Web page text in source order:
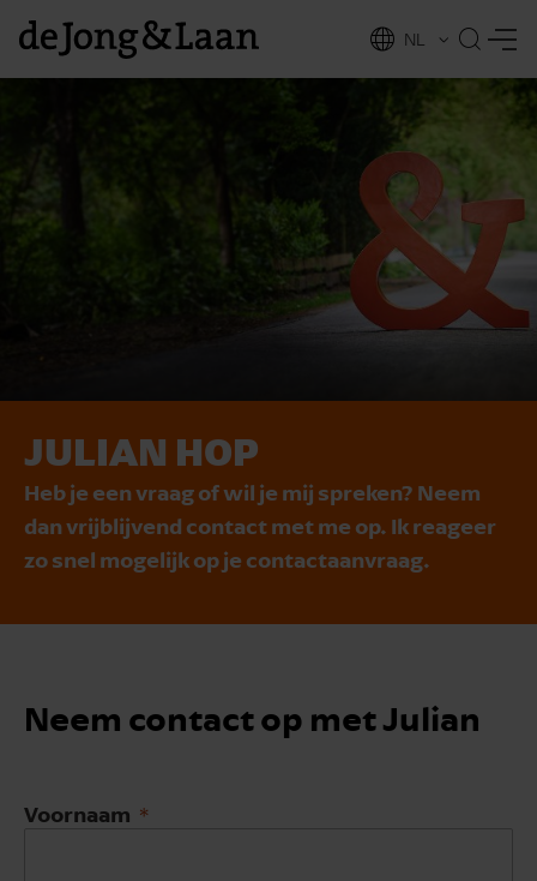
EN
NL
JULIAN HOP
Heb je een vraag of wil je mij spreken? Neem
dan vrijblijvend contact met me op. Ik reageer
zo snel mogelijk op je contactaanvraag.
Neem contact op met Julian
Voornaam